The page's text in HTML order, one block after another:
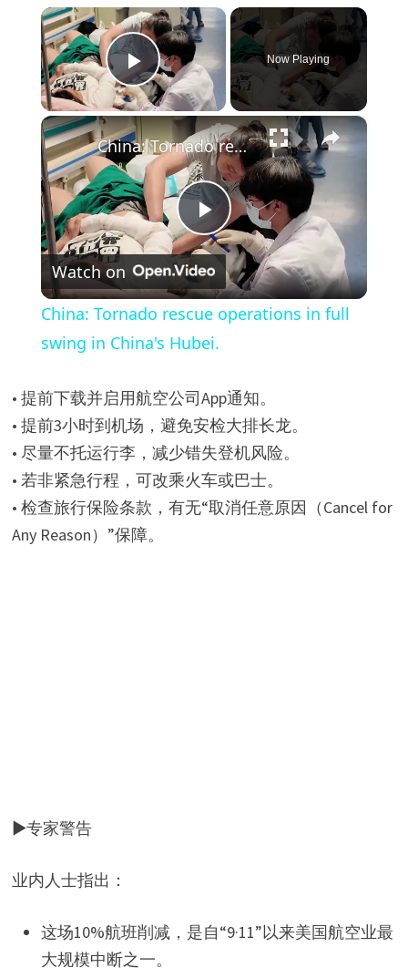
×
Play Video
Now Playing
×
P
l
a
y
V
i
China: Tornado rescue operations in full swing in China's Hubei.
Watch on
China: Tornado rescue operations in full
swing in China's Hubei.
• 提前下载并启用航空公司App通知。
• 提前3小时到机场，避免安检大排长龙。
• 尽量不托运行李，减少错失登机风险。
• 若非紧急行程，可改乘火车或巴士。
• 检查旅行保险条款，有无“取消任意原因（Cancel for
Any Reason）”保障。
▶专家警告
业内人士指出：
这场10%航班削减，是自“9·11”以来美国航空业最
大规模中断之一。